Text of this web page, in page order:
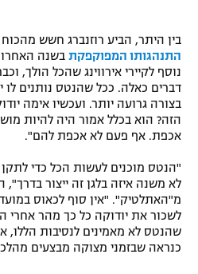
בין היתר, הביע רוזנברג חשש מהכוח
התנהגותו המפוקפקת בשנה
נוסף לקיירי אירווינג שהכל הולך,
דברים כאלה. ככל שהנטס נותנים לו
בצורה גרועה יותר. ועכשיו אימה
הזה? הוא בכלל אמור היה להיות
אכפת. אף פעם לא אכפת להם".
"הנטס מוכנים לעשות הכל כדי
לא משנה איזה בלגן זה ייצור בדרך",
מ"האתלטיק". "אין סוף לכאוס
לשכור את יודוקה כל כך מהר אחרי
שהנטס לא מאמינים לנסיבות
כנראה שבזמני מצוקה מבצעים